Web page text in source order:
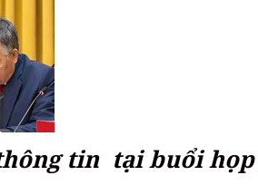
tin tại buổi họp